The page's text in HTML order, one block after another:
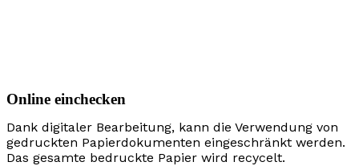
Online einchecken
Dank digitaler Bearbeitung, kann die Verwendung von
gedruckten Papierdokumenten eingeschränkt werden.
Das gesamte bedruckte Papier wird recycelt.